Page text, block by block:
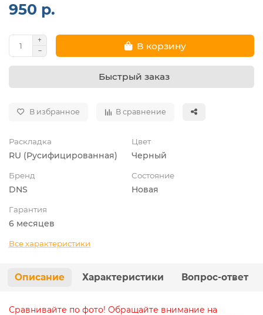
950 р.
В корзину
Быстрый заказ
В избранное В сравнение
Раскладка
RU (Русифицированная)
Цвет
Черный
Бренд
DNS
Состояние
Новая
Гарантия
6 месяцев
Все характеристики
Описание Характеристики Вопрос-ответ
Сравнивайте по фото! Обращайте внимание на